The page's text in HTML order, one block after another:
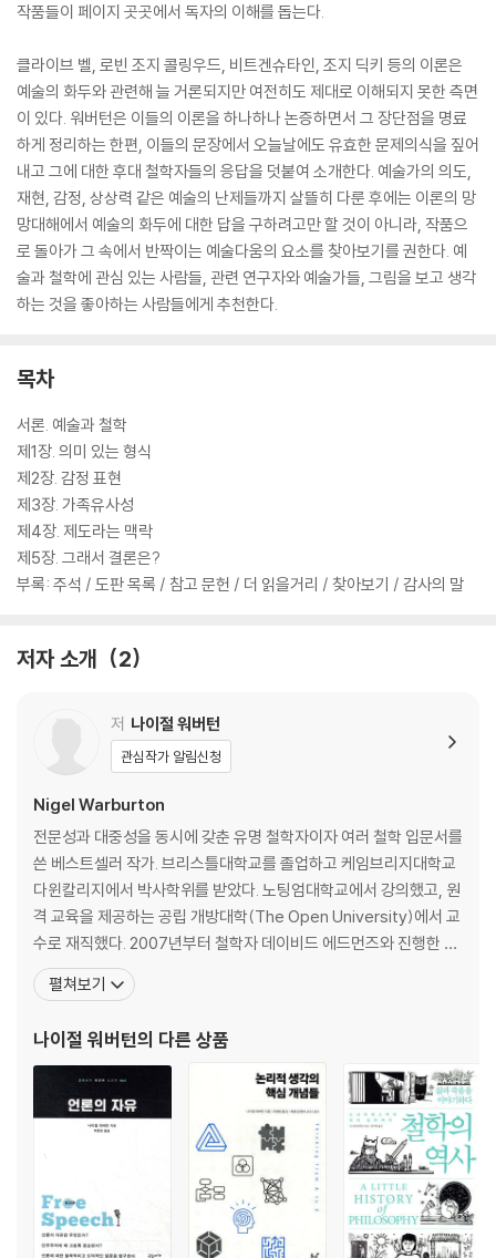
작품들이 페이지 곳곳에서 독자의 이해를 돕는다.
클라이브 벨, 로빈 조지 콜링우드, 비트겐슈타인, 조지 딕키 등의 이론은
예술의 화두와 관련해 늘 거론되지만 여전히도 제대로 이해되지 못한 측면
이 있다. 워버턴은 이들의 이론을 하나하나 논증하면서 그 장단점을 명료
하게 정리하는 한편, 이들의 문장에서 오늘날에도 유효한 문제의식을 짚어
내고 그에 대한 후대 철학자들의 응답을 덧붙여 소개한다. 예술가의 의도,
재현, 감정, 상상력 같은 예술의 난제들까지 살뜰히 다룬 후에는 이론의 망
망대해에서 예술의 화두에 대한 답을 구하려고만 할 것이 아니라, 작품으
로 돌아가 그 속에서 반짝이는 예술다움의 요소를 찾아보기를 권한다. 예
술과 철학에 관심 있는 사람들, 관련 연구자와 예술가들, 그림을 보고 생각
하는 것을 좋아하는 사람들에게 추천한다.
목차
서론. 예술과 철학
제1장. 의미 있는 형식
제2장. 감정 표현
제3장. 가족유사성
제4장. 제도라는 맥락
제5장. 그래서 결론은?
부록: 주석 / 도판 목록 / 참고 문헌 / 더 읽을거리 / 찾아보기 / 감사의 말
저자 소개 2
저 나이절 워버턴
관심작가 알림신청
Nigel Warburton
전문성과 대중성을 동시에 갖춘 유명 철학자이자 여러 철학 입문서를
쓴 베스트셀러 작가. 브리스틀대학교를 졸업하고 케임브리지대학교
다윈칼리지에서 박사학위를 받았다. 노팅엄대학교에서 강의했고, 원
격 교육을 제공하는 공립 개방대학(The Open University)에서 교
수로 재직했다. 2007년부터 철학자 데이비드 에드먼즈와 진행한 인
기 팟캐스트 <철학 한입>은 인터넷 시대에 철학이 대중과 만나는 방
식에 관한 새로운 모범을 제시했다고 평가받는다. 매주 흥미로운 철
눔으로써 많은 청취자들의 호평을 이끌어냈다.
펼쳐보기
나이절 워버턴의 다른 상품